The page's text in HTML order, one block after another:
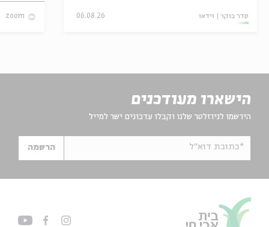
סדר בוקר וידאו 06.08.26
zoom
הישארו מעודכנים
הירשמו לניוזלטר שלנו וקבלו עדכונים ישר למייל
*כתובת דוא"ל הרשמה